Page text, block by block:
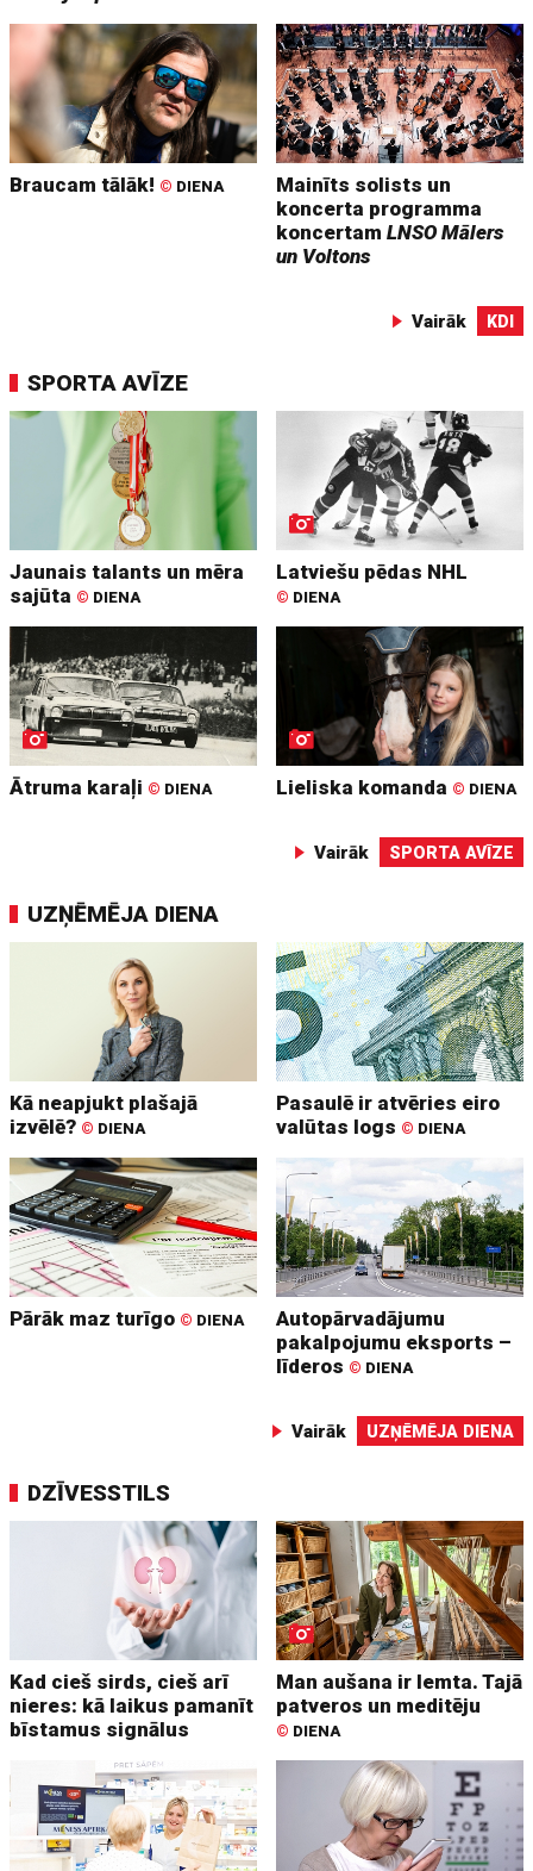
Braucam tālāk! © DIENA
Mainīts solists un
koncerta programma
koncertamLNSO Mālers
un Voltons
Vairāk KDI
SPORTA AVĪZE
Jaunais talants un mēra
sajūta © DIENA
Latviešu pēdas NHL
© DIENA
Ātruma karaļi © DIENA Lieliska komanda © DIENA
Vairāk SPORTA AVĪZE
UZŅĒMĒJA DIENA
Kā neapjukt plašajā
izvēlē? © DIENA
Pasaulē ir atvēries eiro
valūtas logs © DIENA
Pārāk maz turīgo © DIENA
Autopārvadājumu
pakalpojumu eksports –
līderos © DIENA
Vairāk UZŅĒMĒJA DIENA
DZĪVESSTILS
Kad cieš sirds, cieš arī
nieres: kā laikus pamanīt
bīstamus signālus
Man aušana ir lemta. Tajā
patveros un meditēju
© DIENA